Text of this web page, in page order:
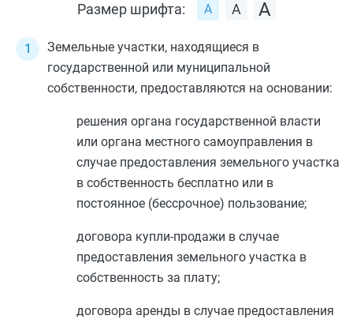
Размер шрифта:
Земельные участки, находящиеся в
государственной или муниципальной
собственности, предоставляются на основании:
решения органа государственной власти
или органа местного самоуправления в
случае предоставления земельного участка
в собственность бесплатно или в
постоянное (бессрочное) пользование;
договора купли-продажи в случае
предоставления земельного участка в
собственность за плату;
договора аренды в случае предоставления